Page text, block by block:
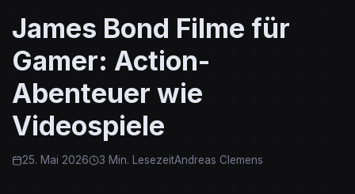
James Bond Filme für
Gamer: Action-
Abenteuer wie
Videospiele
25. Mai 2026 3 Min. LesezeitAndreas Clemens